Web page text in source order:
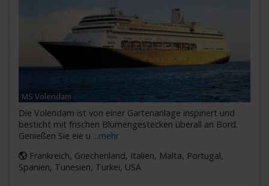
MS Volendam
Die Volendam ist von einer Gartenanlage inspiriert und
besticht mit frischen Blumengestecken überall an Bord.
Genießen Sie eie u ...mehr
Frankreich, Griechenland, Italien, Malta, Portugal,
Spanien, Tunesien, Türkei, USA